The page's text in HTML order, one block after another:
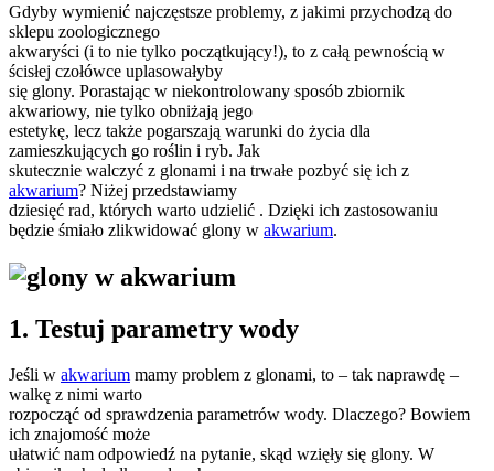
Gdyby wymienić najczęstsze problemy, z jakimi przychodzą do
sklepu zoologicznego
akwaryści (i to nie tylko początkujący!), to z całą pewnością w
ścisłej czołówce uplasowałyby
się glony. Porastając w niekontrolowany sposób zbiornik
akwariowy, nie tylko obniżają jego
estetykę, lecz także pogarszają warunki do życia dla
zamieszkujących go roślin i ryb. Jak
skutecznie walczyć z glonami i na trwałe pozbyć się ich z
akwarium? Niżej przedstawiamy
dziesięć rad, których warto udzielić . Dzięki ich zastosowaniu
będzie śmiało zlikwidować glony w akwarium.
1. Testuj parametry wody
Jeśli w akwarium mamy problem z glonami, to – tak naprawdę –
walkę z nimi warto
rozpocząć od sprawdzenia parametrów wody. Dlaczego? Bowiem
ich znajomość może
ułatwić nam odpowiedź na pytanie, skąd wzięły się glony. W